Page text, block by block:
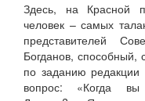
Здесь, на Красной
человек – самых
представителей
Богданов, способный,
по заданию
вопрос: «Когда вы